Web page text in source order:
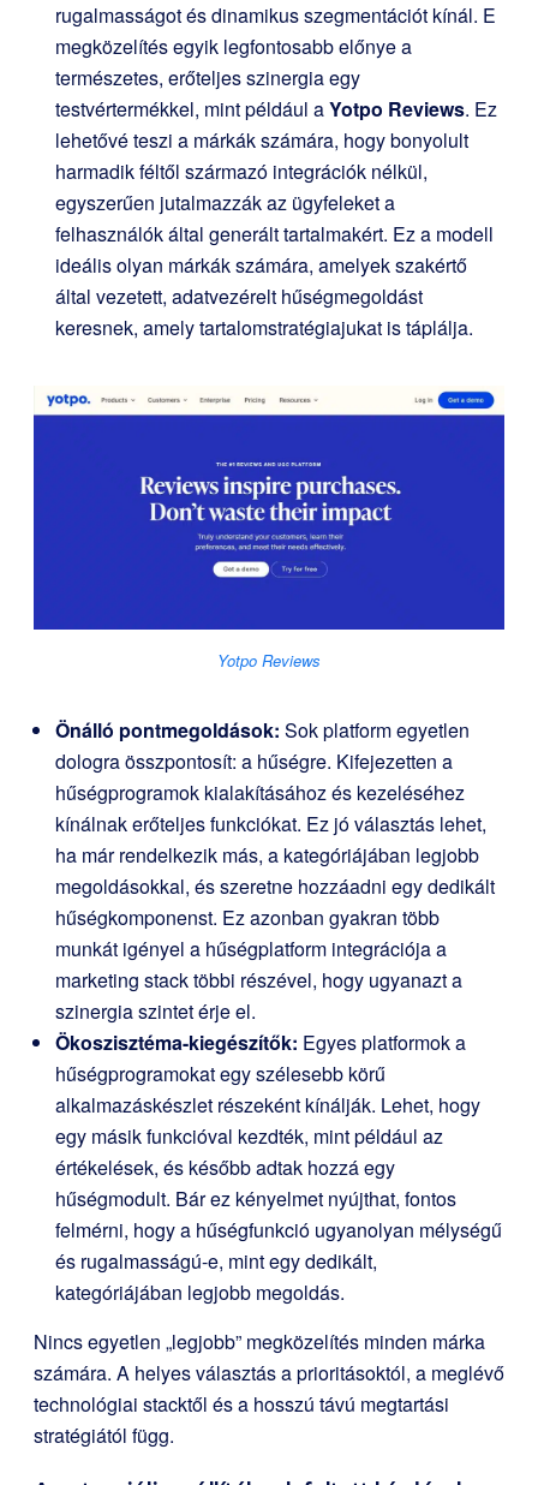
rugalmasságot és dinamikus szegmentációt kínál. E
megközelítés egyik legfontosabb előnye a
természetes, erőteljes szinergia egy
testvértermékkel, mint például aYotpo Reviews. Ez
lehetővé teszi a márkák számára, hogy bonyolult
harmadik féltől származó integrációk nélkül,
egyszerűen jutalmazzák az ügyfeleket a
felhasználók által generált tartalmakért. Ez a modell
ideális olyan márkák számára, amelyek szakértő
által vezetett, adatvezérelt hűségmegoldást
keresnek, amely tartalomstratégiajukat is táplálja.
Yotpo Reviews
Önálló pontmegoldások: Sok platform egyetlen
dologra összpontosít: a hűségre. Kifejezetten a
hűségprogramok kialakításához és kezeléséhez
kínálnak erőteljes funkciókat. Ez jó választás lehet,
ha már rendelkezik más, a kategóriájában legjobb
megoldásokkal, és szeretne hozzáadni egy dedikált
hűségkomponenst. Ez azonban gyakran több
munkát igényel a hűségplatform integrációja a
marketing stack többi részével, hogy ugyanazt a
szinergia szintet érje el.
Ökoszisztéma-kiegészítők: Egyes platformok a
hűségprogramokat egy szélesebb körű
alkalmazáskészlet részeként kínálják. Lehet, hogy
egy másik funkcióval kezdték, mint például az
értékelések, és később adtak hozzá egy
hűségmodult. Bár ez kényelmet nyújthat, fontos
felmérni, hogy a hűségfunkció ugyanolyan mélységű
és rugalmasságú-e, mint egy dedikált,
kategóriájában legjobb megoldás.
Nincs egyetlen „legjobb” megközelítés minden márka
számára. A helyes választás a prioritásoktól, a meglévő
technológiai stacktől és a hosszú távú megtartási
stratégiától függ.